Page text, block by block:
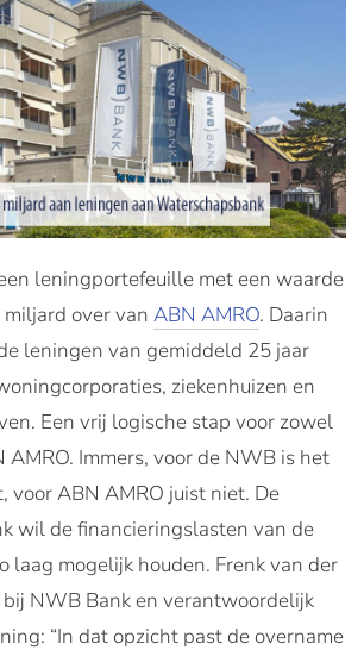
leningportefeuille met een waarde
over van ABN AMRO. Daarin
leningen van gemiddeld 25 jaar
ziekenhuizen en
Een vrij logische stap voor zowel
Immers, voor de NWB is het
voor ABN AMRO juist niet. De
wil de financieringslasten van de
laag mogelijk houden. Frenk van der
NWB Bank en verantwoordelijk
“In dat opzicht past de overname